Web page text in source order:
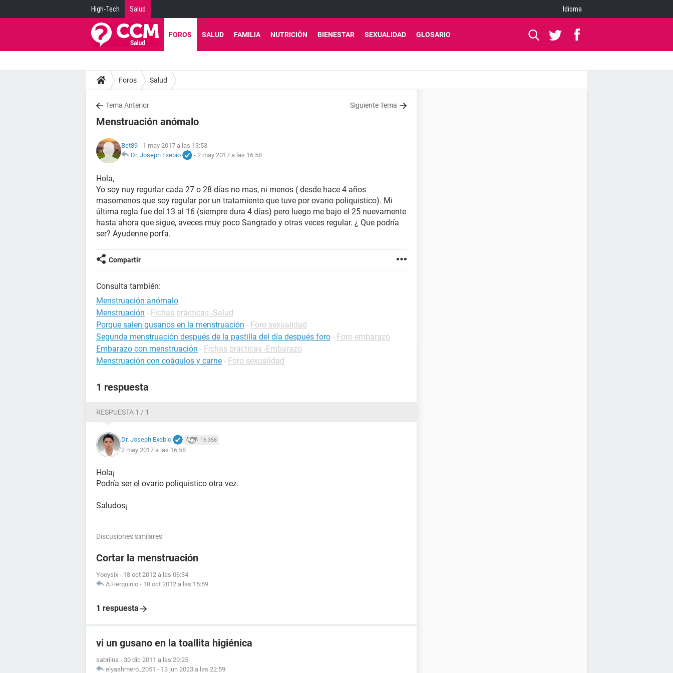
High-Tech Salud Idioma
FOROS SALUD FAMILIA NUTRICIÓN BIENESTAR SEXUALIDAD GLOSARIO
Foros Salud
Tema Anterior Siguiente Tema
Menstruación anómalo
Bet89 - 1 may 2017 a las 13:53
Dr. Joseph Exebio
- 2 may 2017 a las 16:58
Hola,
Yo soy nuy regurlar cada 27 o 28 días no mas, ni menos ( desde hace 4 años
masomenos que soy regular por un tratamiento que tuve por ovario poliquistico). Mi
última regla fue del 13 al 16 (siempre dura 4 días) pero luego me bajo el 25 nuevamente
hasta ahora que sigue, aveces muy poco Sangrado y otras veces regular. ¿ Que podría
ser? Ayudenne porfa.
Compartir
Consulta también:
Menstruación anómalo
Menstruación - Fichas prácticas -Salud
Porque salen gusanos en la menstruación - Foro sexualidad
Segunda menstruación después de la pastilla del día después foro - Foro embarazo
Embarazo con menstruación - Fichas prácticas -Embarazo
Menstruación con coágulos y carne - Foro sexualidad
1 respuesta
RESPUESTA 1 / 1
Dr. Joseph Exebio 16.358
2 may 2017 a las 16:58
Hola¡
Podría ser el ovario poliquistico otra vez.
Saludos¡
Discusiones similares
Cortar la menstruación
Yoeysix - 18 oct 2012 a las 06:34
A.Herquinio - 18 oct 2012 a las 15:59
1 respuesta
vi un gusano en la toallita higiénica
sabriina - 30 dic 2011 a las 20:25
elyaahmero_2051 - 13 jun 2023 a las 22:59